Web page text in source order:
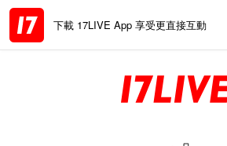
下載 17LIVE App 享受更直接互動